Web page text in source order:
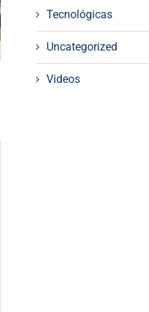
Tecnológicas
Uncategorized
Videos